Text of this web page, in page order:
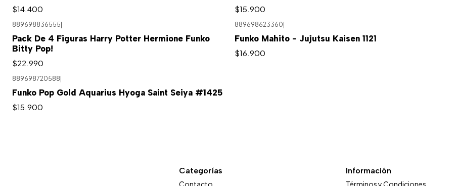
$14.400 $15.900
889698836555|
Pack De 4 Figuras Harry Potter Hermione Funko
Bitty Pop!
$22.990
889698623360|
Funko Mahito - Jujutsu Kaisen 1121
$16.900
889698720588
Funko Pop Gold Aquarius Hyoga Saint Seiya #1425
$15.900
Categorías
Contacto
Información
Términos y Condiciones